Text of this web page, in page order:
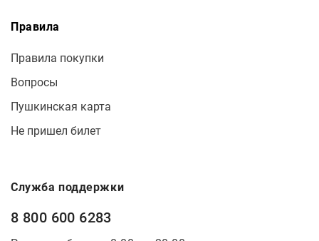
Правила
Правила покупки
Вопросы
Пушкинская карта
Не пришел билет
Служба поддержки
8 800 600 6283